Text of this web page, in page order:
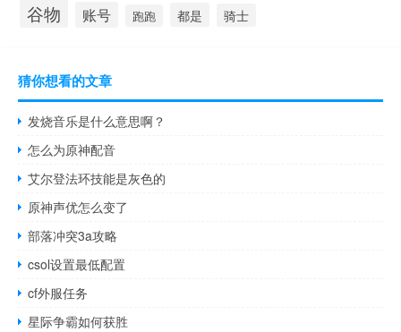
谷物 账号 跑跑 都是 骑士
猜你想看的文章
发烧音乐是什么意思啊？
怎么为原神配音
艾尔登法环技能是灰色的
原神声优怎么变了
部落冲突3a攻略
csol设置最低配置
cf外服任务
星际争霸如何获胜